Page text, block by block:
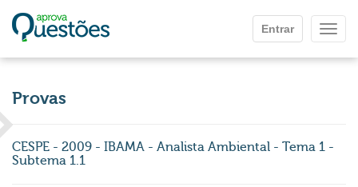
Entrar
Provas
CESPE - 2009 - IBAMA - Analista Ambiental - Tema 1 -
Subtema 1.1